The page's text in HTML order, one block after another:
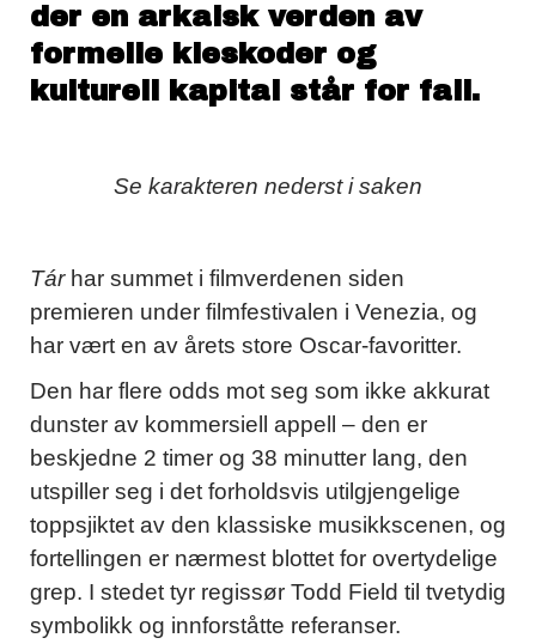
der en arkaisk verden av
formelle kleskoder og
kulturell kapital står for fall.
Se karakteren nederst i saken
Tárhar summet i filmverdenen siden
premieren under filmfestivalen i Venezia, og
har vært en av årets store Oscar-favoritter.
Den har flere odds mot seg som ikke akkurat
dunster av kommersiell appell – den er
beskjedne 2 timer og 38 minutter lang, den
utspiller seg i det forholdsvis utilgjengelige
toppsjiktet av den klassiske musikkscenen, og
fortellingen er nærmest blottet for overtydelige
grep. I stedet tyr regissør Todd Field til tvetydig
symbolikk og innforståtte referanser.